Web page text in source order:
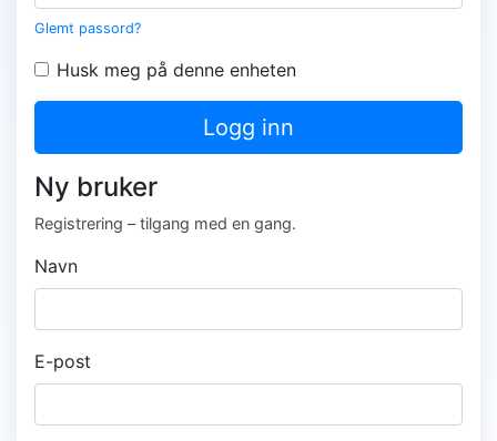
Glemt passord?
Husk meg på denne enheten
Logg inn
Ny bruker
Registrering – tilgang med en gang.
Navn
E-post